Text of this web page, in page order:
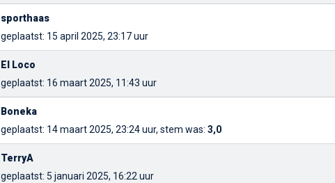
sporthaas
geplaatst: 15 april 2025, 23:17 uur
El Loco
geplaatst: 16 maart 2025, 11:43 uur
Boneka
geplaatst: 14 maart 2025, 23:24 uur, stem was: 3,0
TerryA
geplaatst: 5 januari 2025, 16:22 uur